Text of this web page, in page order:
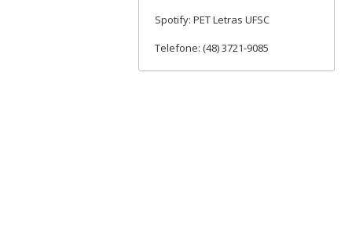
Spotify: PET Letras UFSC
Telefone: (48) 3721-9085